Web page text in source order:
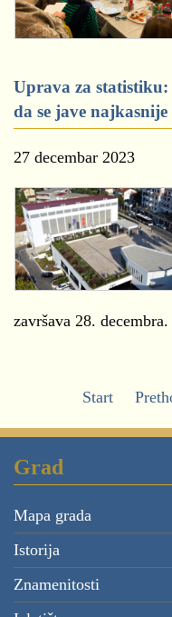
Uprava za
da se jave
27 decembar 2023
završava 28. decembra.
Start
Grad
Mapa grada
Istorija
Znamenitosti